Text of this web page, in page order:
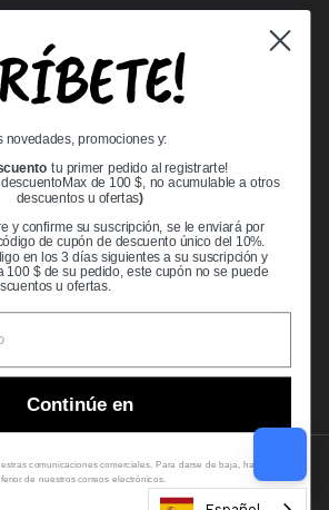
to Ball Bearings
Bearings.
novedades, promociones y:
tu primer pedido al registrarte!
descuentoMax de 100 $, no acumulable a otros
descuentos u ofertas)
y confirme su suscripción, se le enviará por
de cupón de descuento único del 10%.
en los 3 días siguientes a su suscripción y
100 $ de su pedido, este cupón no se puede
u ofertas.
Continúe en
comunicaciones comerciales. Para darse de baja, haga clic
de nuestros correos electrónicos.